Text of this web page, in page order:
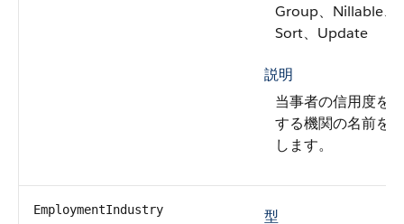
Group、Nillable、
Sort、Update
説明
当事者の信用度を
する機関の名前を
します。
EmploymentIndustry 型